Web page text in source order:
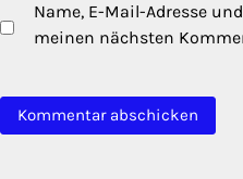
Name, E-Mail-Adresse
meinen nächsten